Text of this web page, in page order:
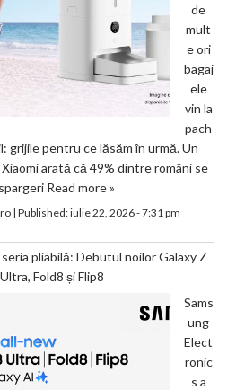
de
mult
e ori
bagaj
ele
vin la
pach
grijile pentru ce lăsăm în urmă. Un
arată că 49% dintre români se
Read more »
| Published:iulie 22, 2026 - 7:31 pm
pliabilă: Debutul noilor Galaxy Z
Fold8 și Flip8
Sams
ung
Elect
ronic
s a